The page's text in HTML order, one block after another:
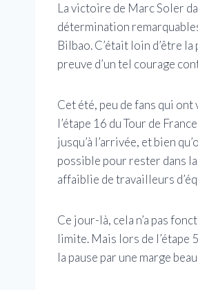
La victoire de Marc Soler
détermination
Bilbao. C’était loin d’être
preuve d’un tel courage
Cet été, peu de fans qui
l’étape 16 du Tour de
jusqu’à l’arrivée, et bien
possible pour rester dans
affaiblie de travailleurs
Ce jour-là, cela n’a pas
limite. Mais lors de l’étape
la pause par une marge